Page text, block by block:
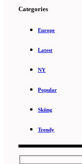
Categories
Europe
Latest
NY
Popular
Skiing
Trendy